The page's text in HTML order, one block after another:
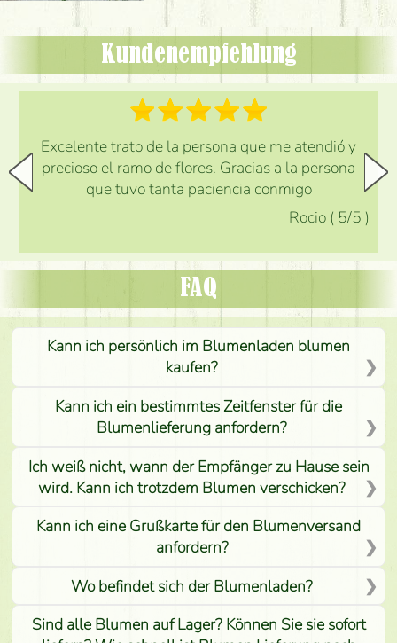
Kundenempfehlung
Excelente trato de la persona que me atendió y
precioso el ramo de flores. Gracias a la persona
que tuvo tanta paciencia conmigo
Rocio ( 5/5 )
FAQ
Kann ich persönlich im Blumenladen blumen
kaufen?
Kann ich ein bestimmtes Zeitfenster für die
Blumenlieferung anfordern?
Ich weiß nicht, wann der Empfänger zu Hause sein
wird. Kann ich trotzdem Blumen verschicken?
Kann ich eine Grußkarte für den Blumenversand
anfordern?
Wo befindet sich der Blumenladen?
Sind alle Blumen auf Lager? Können Sie sie sofort